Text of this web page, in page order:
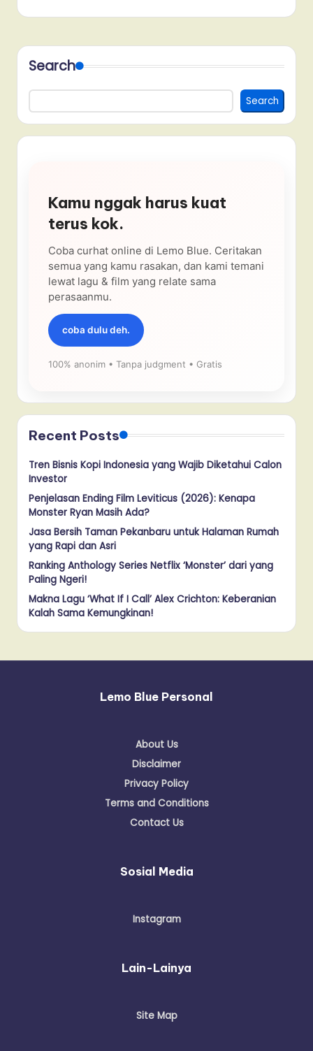
Search
Search
Kamu nggak harus kuat
terus kok.
Coba curhat online di Lemo Blue. Ceritakan
semua yang kamu rasakan, dan kami temani
lewat lagu & film yang relate sama
perasaanmu.
coba dulu deh.
100% anonim • Tanpa judgment • Gratis
Recent Posts
Tren Bisnis Kopi Indonesia yang Wajib Diketahui Calon
Investor
Penjelasan Ending Film Leviticus (2026): Kenapa
Monster Ryan Masih Ada?
Jasa Bersih Taman Pekanbaru untuk Halaman Rumah
yang Rapi dan Asri
Ranking Anthology Series Netflix ‘Monster’ dari yang
Paling Ngeri!
Makna Lagu ‘What If I Call’ Alex Crichton: Keberanian
Kalah Sama Kemungkinan!
Lemo Blue Personal
About Us
Disclaimer
Privacy Policy
Terms and Conditions
Contact Us
Sosial Media
Instagram
Lain-Lainya
Site Map